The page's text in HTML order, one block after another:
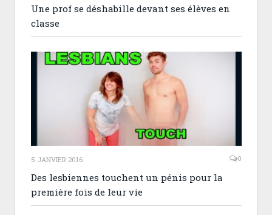
Une prof se déshabille devant ses élèves en
classe
5 JANVIER 2016 0
Des lesbiennes touchent un pénis pour la
première fois de leur vie